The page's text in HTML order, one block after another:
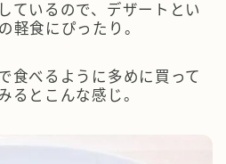
ているので、デザートとい
軽食にぴったり。
食べるように多めに買って
るとこんな感じ。